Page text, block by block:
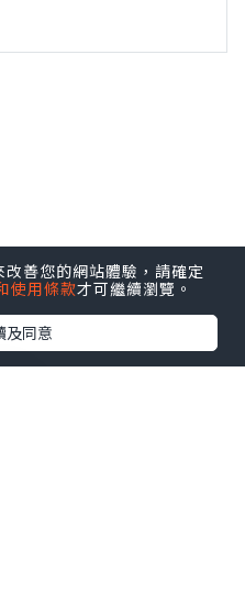
善您的網站體驗，請確定
使用條款才可繼續瀏覽。
及同意